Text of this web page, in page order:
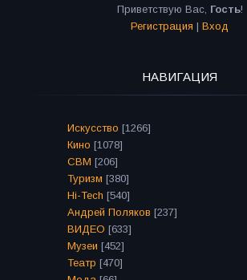
Приветствую Вас, Гость!
Регистрация | Вход
НАВИГАЦИЯ
Искусство [1266]
Кино [1078]
СВМ [206]
Туризм [380]
Hi-Tech [540]
Андрей Поляков [237]
ВИДЕО [633]
Музеи [452]
Театр [470]